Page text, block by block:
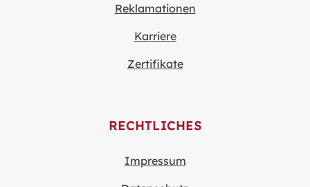
Reklamationen
Karriere
Zertifikate
RECHTLICHES
Impressum